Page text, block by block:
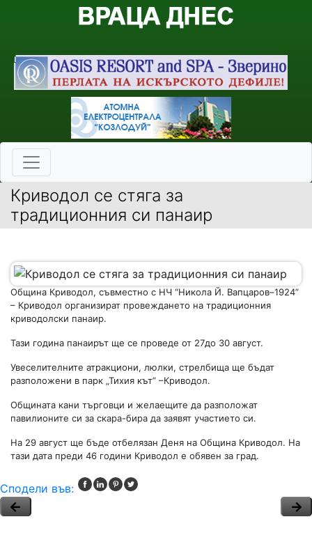
Криводол се стяга за
традиционния си панаир
Община Криводол, съвместно с НЧ “Никола Й. Вапцаров–1924”
– Криводол организират провеждането на традиционния
криводолски панаир.
Тази година панаирът ще се проведе от 27до 30 август.
Увеселителните атракциони, люлки, стрелбища ще бъдат
разположени в парк „Тихия кът” –Криводол.
Общината кани търговци и желаещите да разположат
павилионите си за скара-бира да заявят участието си.
На 29 август ще бъде отбелязан Деня на Община Криводол. На
тази дата преди 46 години Криводол е обявен за град.
Сподели във: